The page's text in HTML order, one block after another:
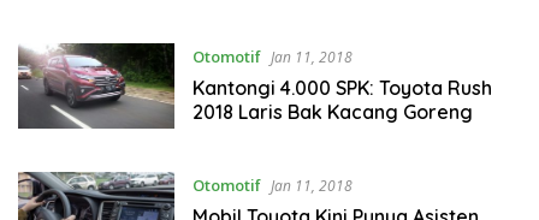
Otomotif Jan 11, 2018
Kantongi 4.000 SPK: Toyota Rush
2018 Laris Bak Kacang Goreng
Otomotif Jan 11, 2018